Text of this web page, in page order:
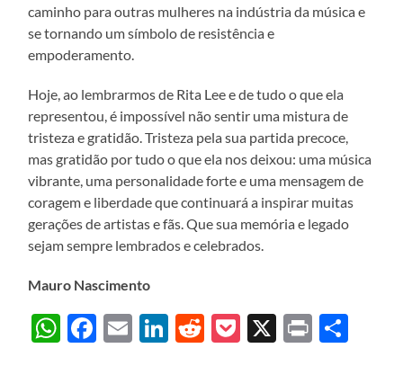
caminho para outras mulheres na indústria da música e
se tornando um símbolo de resistência e
empoderamento.
Hoje, ao lembrarmos de Rita Lee e de tudo o que ela
representou, é impossível não sentir uma mistura de
tristeza e gratidão. Tristeza pela sua partida precoce,
mas gratidão por tudo o que ela nos deixou: uma música
vibrante, uma personalidade forte e uma mensagem de
coragem e liberdade que continuará a inspirar muitas
gerações de artistas e fãs. Que sua memória e legado
sejam sempre lembrados e celebrados.
Mauro Nascimento
WhatsApp
Facebook
EmailLinkedIn
Reddit
Pocket
X Print